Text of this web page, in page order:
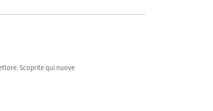
Scoprite qui nuove